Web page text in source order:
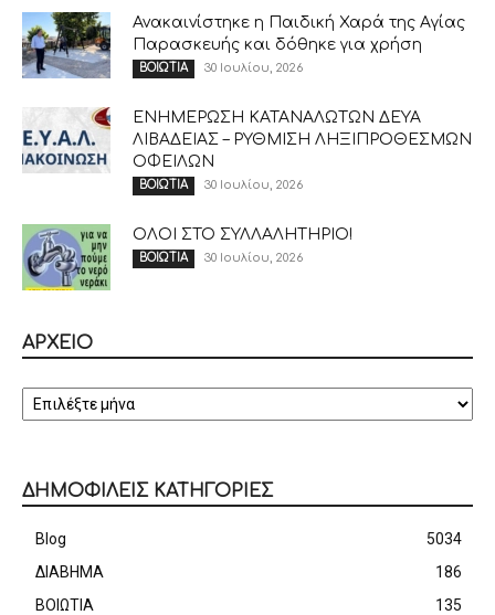
Ανακαινίστηκε η Παιδική Χαρά της Αγίας
Παρασκευής και δόθηκε για χρήση
ΒΟΙΩΤΙΑ 30 Ιουλίου, 2026
ΕΝΗΜΕΡΩΣΗ ΚΑΤΑΝΑΛΩΤΩΝ ΔΕΥΑ
ΛΙΒΑΔΕΙΑΣ – ΡΥΘΜΙΣΗ ΛΗΞΙΠΡΟΘΕΣΜΩΝ
ΟΦΕΙΛΩΝ
ΒΟΙΩΤΙΑ 30 Ιουλίου, 2026
ΟΛΟΙ ΣΤΟ ΣΥΛΛΑΛΗΤΗΡΙΟ!
ΒΟΙΩΤΙΑ 30 Ιουλίου, 2026
ΑΡΧΕΙΟ
ΔΗΜΟΦΙΛΕΙΣ ΚΑΤΗΓΟΡΙΕΣ
Blog
5034
ΔΙΑΒΗΜΑ
186
ΒΟΙΩΤΙΑ
135